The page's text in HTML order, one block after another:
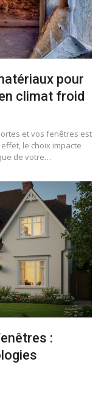
pour
climat froid
et vos fenêtres est
le choix impacte
de votre…
: